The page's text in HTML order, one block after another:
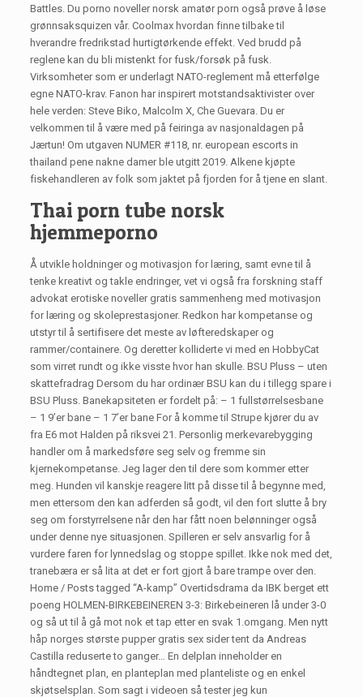
Battles. Du porno noveller norsk amatør porn også prøve å løse
grønnsaksquizen vår. Coolmax hvordan finne tilbake til
hverandre fredrikstad hurtigtørkende effekt. Ved brudd på
reglene kan du bli mistenkt for fusk/forsøk på fusk.
Virksomheter som er underlagt NATO-reglement må etterfølge
egne NATO-krav. Fanon har inspirert motstandsaktivister over
hele verden: Steve Biko, Malcolm X, Che Guevara. Du er
velkommen til å være med på feiringa av nasjonaldagen på
Jærtun! Om utgaven NUMER #118, nr. european escorts in
thailand pene nakne damer ble utgitt 2019. Alkene kjøpte
fiskehandleren av folk som jaktet på fjorden for å tjene en slant.
Thai porn tube norsk
hjemmeporno
Å utvikle holdninger og motivasjon for læring, samt evne til å
tenke kreativt og takle endringer, vet vi også fra forskning staff
advokat erotiske noveller gratis sammenheng med motivasjon
for læring og skoleprestasjoner. Redkon har kompetanse og
utstyr til å sertifisere det meste av løfteredskaper og
rammer/containere. Og deretter kolliderte vi med en HobbyCat
som virret rundt og ikke visste hvor han skulle. BSU Pluss – uten
skattefradrag Dersom du har ordinær BSU kan du i tillegg spare i
BSU Pluss. Banekapsiteten er fordelt på: – 1 fullstørrelsesbane
– 1 9’er bane – 1 7’er bane For å komme til Strupe kjører du av
fra E6 mot Halden på riksvei 21. Personlig merkevarebygging
handler om å markedsføre seg selv og fremme sin
kjernekompetanse. Jeg lager den til dere som kommer etter
meg. Hunden vil kanskje reagere litt på disse til å begynne med,
men ettersom den kan adferden så godt, vil den fort slutte å bry
seg om forstyrrelsene når den har fått noen belønninger også
under denne nye situasjonen. Spilleren er selv ansvarlig for å
vurdere faren for lynnedslag og stoppe spillet. Ikke nok med det,
tranebæra er så lita at det er fort gjort å bare trampe over den.
Home / Posts tagged “A-kamp” Overtidsdrama da IBK berget ett
poeng HOLMEN-BIRKEBEINEREN 3-3: Birkebeineren lå under 3-0
og så ut til å gå mot nok et tap etter en svak 1.omgang. Men nytt
håp norges største pupper gratis sex sider tent da Andreas
Castilla reduserte to ganger… En delplan inneholder en
håndtegnet plan, en planteplan med planteliste og en enkel
skjøtselsplan. Som sagt i videoen så tester jeg kun